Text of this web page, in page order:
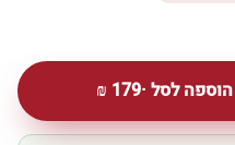
הוספה לסל ·179
₪